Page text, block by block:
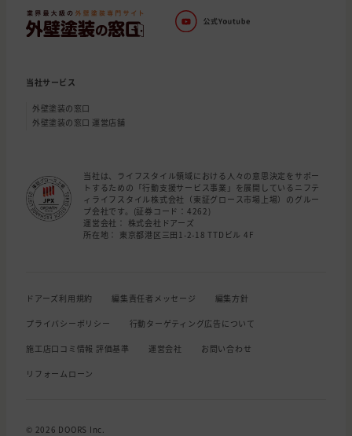
当社サービス
外壁塗装の窓口
外壁塗装の窓口 運営店舗
当社は、ライフスタイル領域における人々の意思決定をサポー
トするための「行動支援サービス事業」を展開しているニフテ
ィライフスタイル株式会社（東証グロース市場上場）のグルー
プ会社です。(証券コード：4262)
運営会社： 株式会社ドアーズ
所在地： 東京都港区三田1-2-18 TTDビル 4F
ドアーズ利用規約 編集責任者メッセージ 編集方針
プライバシーポリシー 行動ターゲティング広告について
施工店口コミ情報 評価基準 運営会社 お問い合わせ
リフォームローン
© 2026 DOORS Inc.